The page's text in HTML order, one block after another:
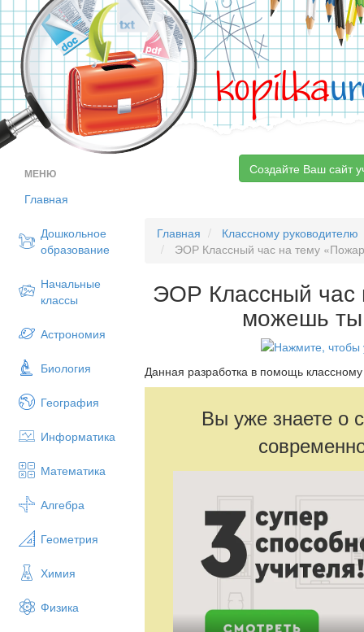
kopilka
МЕНЮ
Главная
Дошкольное
образование
Начальные
классы
Астрономия
Биология
География
Информатика
Математика
Алгебра
Геометрия
Химия
Физика
Создайте Ваш сайт
Главная
Классному руководителю
ЭОР Классный час на тему
ЭОР Классный
можешь
Данная разработка в помощь
Вы уже знаете о